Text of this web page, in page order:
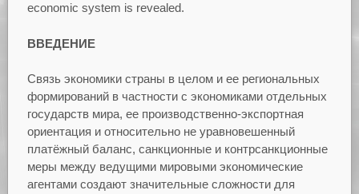
economic system is revealed.
ВВЕДЕНИЕ
Связь экономики страны в целом и ее региональных
формирований в частности с экономиками отдельных
государств мира, ее производственно-экспортная
ориентация и относительно не уравновешенный
платёжный баланс, санкционные и контрсанкционные
меры между ведущими мировыми экономические
агентами создают значительные сложности для